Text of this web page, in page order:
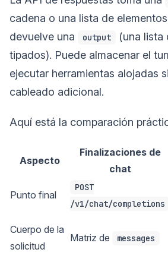
cadena o una lista de
devuelve una
output
(una lista
tipados). Puede almacenar el
ejecutar herramientas alojadas
cableado adicional.
Aquí está la comparación
Aspecto
Finalizaciones de
chat
Punto final
POST
/v1/chat/completions
Cuerpo de la
solicitud
Matriz de messages